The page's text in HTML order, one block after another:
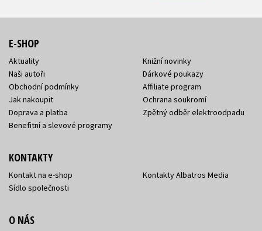
E-SHOP
Aktuality
Naši autoři
Obchodní podmínky
Jak nakoupit
Doprava a platba
Benefitní a slevové programy
Knižní novinky
Dárkové poukazy
Affiliate program
Ochrana soukromí
Zpětný odběr elektroodpadu
KONTAKTY
Kontakt na e-shop
Sídlo společnosti
Kontakty Albatros Media
O NÁS